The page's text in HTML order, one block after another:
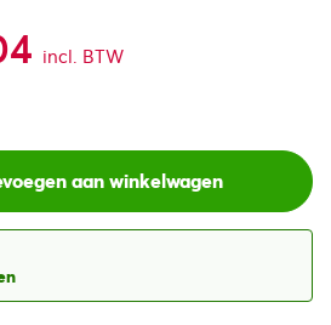
Huidige
is:
incl. BTW
aan winkelwagen